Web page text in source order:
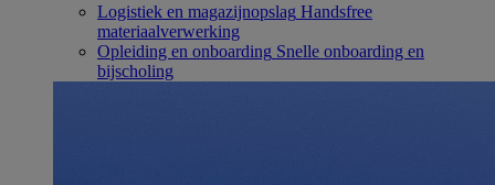
Logistiek en magazijnopslag Handsfree
materiaalverwerking
Opleiding en onboarding Snelle onboarding en
bijscholing